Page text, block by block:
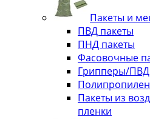
Пакеты и
ПВД пакеты
ПНД пакеты
Фасовочные
Грипперы/ПВД
Пакеты из
пленки